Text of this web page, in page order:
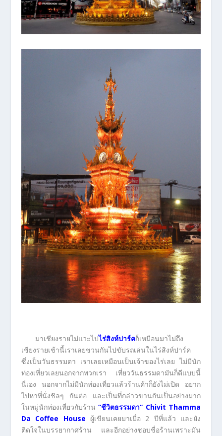
มาเชียงรายไม่แวะไปไร่สิงห์ปาร์คก็เหมือนมาไม่ถึง
เชียงรายเช้านี้เราเลยชวนกันไปขับรถเล่นในไร่สิงห์ปาร์ค
ซึ่งเป็นวันธรรมดา เราเลยเหมือนเป็นเจ้าของไร่เลย ไม่มีนัก
ท่องเที่ยวเลยนอกจากพวกเรา เที่ยววันธรรมดามันก็ดีแบบนี้
นี่เอง นอกจากไม่มีนักท่องเที่ยวแล้วร้านค้าก็ยังไม่เปิด อยาก
ไปหาที่นั่งชิลๆ กันต่อ และเป็นที่กล่าวขานกันเป็นอย่างมาก
ในหมู่นักท่องเที่ยวกับร้าน“ชีวิตธรรมดา” Chivit Thamma
Da Coffee House ผู้เขียนเคยมาเมื่อ 2 ปีที่แล้ว และยัง
ติดใจในบรรยากาศร้าน และอีกอย่างชอบชื่อร้านเพราะมัน